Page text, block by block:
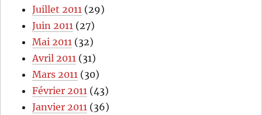
Juillet 2011 (29)
Juin 2011 (27)
Mai 2011 (32)
Avril 2011 (31)
Mars 2011 (30)
Février 2011 (43)
Janvier 2011 (36)